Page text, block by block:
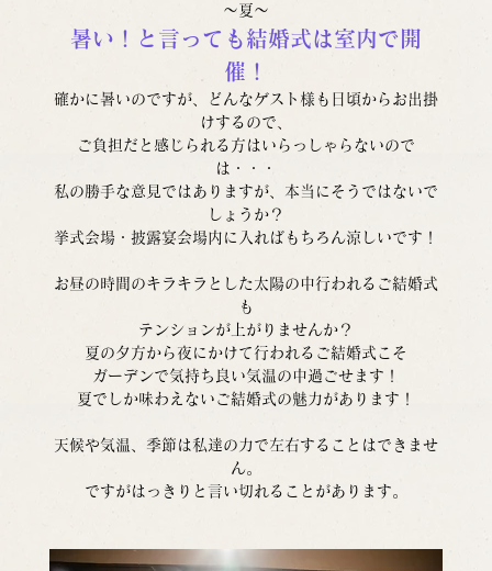
～夏～
暑い！と言っても結婚式は室内で開
催！
確かに暑いのですが、どんなゲスト様も日頃からお出掛
けするので、
ご負担だと感じられる方はいらっしゃらないので
は・・・
私の勝手な意見ではありますが、本当にそうではないで
しょうか？
挙式会場・披露宴会場内に入ればもちろん涼しいです！
お昼の時間のキラキラとした太陽の中行われるご結婚式
も
テンションが上がりませんか？
夏の夕方から夜にかけて行われるご結婚式こそ
ガーデンで気持ち良い気温の中過ごせます！
夏でしか味わえないご結婚式の魅力があります！
天候や気温、季節は私達の力で左右することはできませ
ん。
ですがはっきりと言い切れることがあります。